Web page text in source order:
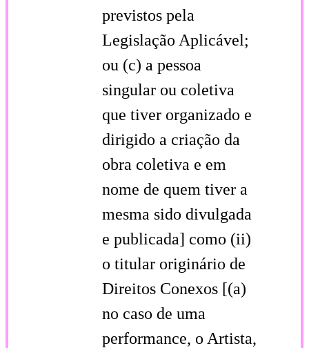
previstos pela
Legislação Aplicável;
ou (c) a pessoa
singular ou coletiva
que tiver organizado e
dirigido a criação da
obra coletiva e em
nome de quem tiver a
mesma sido divulgada
e publicada] como (ii)
o titular originário de
Direitos Conexos [(a)
no caso de uma
performance, o Artista,